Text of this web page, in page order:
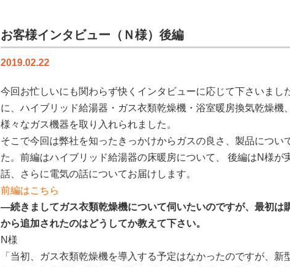
お客様インタビュー（Ｎ様）後編
2019.02.22
今回お忙しいにも関わらず快くインタビューに応じて下さいまし
に、ハイブリッド給湯器・ガス衣類乾燥機・浴室暖房換気乾燥機
様々なガス機器を取り入れられました。
そこで今回は弊社を知ったきっかけからガスの良さ、製品につい
た。前編はハイブリッド給湯器の床暖房について、 後編はN様が
話、さらに電気の話についてお届けします。
前編はこちら
―続きましてガス衣類乾燥機について伺いたいのですが、最初は
から追加されたのはどうしてか教えて下さい。
N様
「当初、ガス衣類乾燥機を導入する予定はなかったのですが、